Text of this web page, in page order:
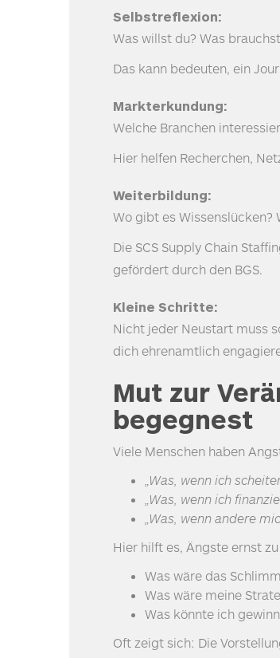
Selbstreflexion:
Was willst du? Was
Das kann bedeuten, ein
Markterkundung:
Welche Branchen
Hier helfen Recherchen,
Weiterbildung:
Wo gibt es Wissenslücken?
Die SCS Supply Chain
gefördert durch den BGS.
Kleine Schritte:
Nicht jeder Neustart muss
dich ehrenamtlich
Mut zur
begegnest
Viele Menschen haben
„Was, wenn ich
„Was, wenn ich
„Was, wenn andere
Hier hilft es, Ängste ernst
Was wäre das
Was wäre meine
Was könnte ich
Oft zeigt sich: Die